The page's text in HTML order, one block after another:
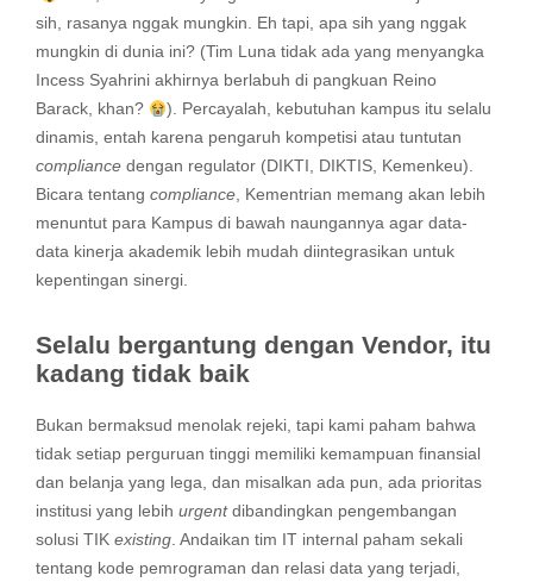
sih, rasanya nggak mungkin. Eh tapi, apa sih yang nggak
mungkin di dunia ini? (Tim Luna tidak ada yang menyangka
Incess Syahrini akhirnya berlabuh di pangkuan Reino
Barack, khan?
). Percayalah, kebutuhan kampus itu selalu
dinamis, entah karena pengaruh kompetisi atau tuntutan
compliance dengan regulator (DIKTI, DIKTIS, Kemenkeu).
Bicara tentang compliance, Kementrian memang akan lebih
menuntut para Kampus di bawah naungannya agar data-
data kinerja akademik lebih mudah diintegrasikan untuk
kepentingan sinergi.
Selalu bergantung dengan Vendor, itu
kadang tidak baik
Bukan bermaksud menolak rejeki, tapi kami paham bahwa
tidak setiap perguruan tinggi memiliki kemampuan finansial
dan belanja yang lega, dan misalkan ada pun, ada prioritas
institusi yang lebih urgentdibandingkan pengembangan
solusi TIK existing. Andaikan tim IT internal paham sekali
tentang kode pemrograman dan relasi data yang terjadi,